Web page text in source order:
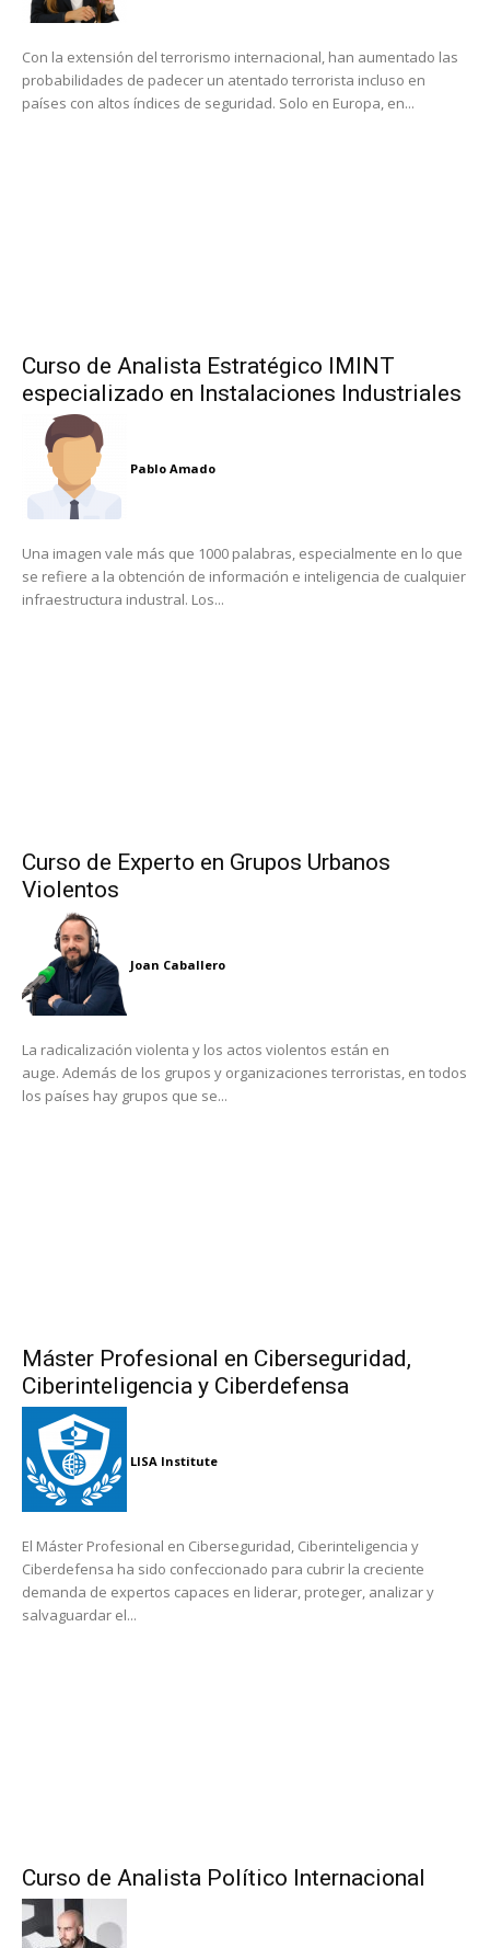
Con la extensión del terrorismo internacional, han aumentado las
probabilidades de padecer un atentado terrorista incluso en
países con altos índices de seguridad. Solo en Europa, en...
Curso de Analista Estratégico IMINT
especializado en Instalaciones Industriales
Pablo Amado
Una imagen vale más que 1000 palabras, especialmente en lo que
se refiere a la obtención de información e inteligencia de cualquier
infraestructura industral. Los...
Curso de Experto en Grupos Urbanos
Violentos
Joan Caballero
La radicalización violenta y los actos violentos están en
auge. Además de los grupos y organizaciones terroristas, en todos
los países hay grupos que se...
Máster Profesional en Ciberseguridad,
Ciberinteligencia y Ciberdefensa
LISA Institute
El Máster Profesional en Ciberseguridad, Ciberinteligencia y
Ciberdefensa ha sido confeccionado para cubrir la creciente
demanda de expertos capaces en liderar, proteger, analizar y
salvaguardar el...
Curso de Analista Político Internacional